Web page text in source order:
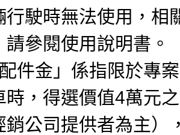
行駛時無法使用，相
請參閱使用說明書。
配件金」係指限於專
時，得選價值4萬元
銷公司提供者為主）